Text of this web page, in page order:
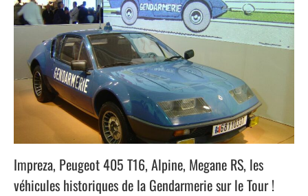
Impreza, Peugeot 405 T16, Alpine, Megane RS, les
véhicules historiques de la Gendarmerie sur le Tour !